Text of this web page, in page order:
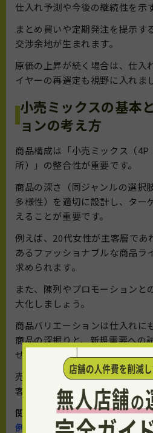
仕入れ予測や今後の継続性を示
まとめ買いや定期発注を提示す
交渉余地が生まれます。
原価の上昇が続く場合は、仕入
イヤーの再選定も視野に入れま
小売ミックスの基本
ョンの考え方
商品構成は「小売ミックス（
所）」の整合性が重要です。
商品の深さ（同ジャンルの選択
多様性）を適切に設計し、ター
えることが重要です。
例えば、20代女性が主客層であ
あるファッショナブルな商品ラ
求められます。
また、陳列やプロモーションと
大化しましょう。
商品バリエーションは仕入れに
商品の深掘りと、新規需要への
せる柔軟性が必要です。
売場や価格帯、客層ごとに商品
客満足度と売上が同時に向上し
関連記事>>小売DXの始め方｜
例までわかる完全ガイド